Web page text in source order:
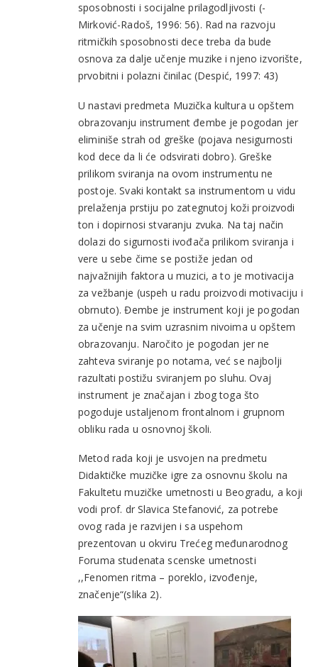
sposobnosti i socijalne prilagodljivosti (-
Mirković-Radoš, 1996: 56). Rad na razvoju
ritmičkih sposobnosti dece treba da bude
osnova za dalje učenje muzike i njeno izvorište,
prvobitni i polazni činilac (Despić, 1997: 43)
U nastavi predmeta Muzička kultura u opštem
obrazovanju instrument đembe je pogodan jer
eliminiše strah od greške (pojava nesigurnosti
kod dece da li će odsvirati dobro). Greške
prilikom sviranja na ovom instrumentu ne
postoje. Svaki kontakt sa instrumentom u vidu
prelaženja prstiju po zategnutoj koži proizvodi
ton i dopirnosi stvaranju zvuka. Na taj način
dolazi do sigurnosti ivođača prilikom sviranja i
vere u sebe čime se postiže jedan od
najvažnijih faktora u muzici, a to je motivacija
za vežbanje (uspeh u radu proizvodi motivaciju i
obrnuto). Đembe je instrument koji je pogodan
za učenje na svim uzrasnim nivoima u opštem
obrazovanju. Naročito je pogodan jer ne
zahteva sviranje po notama, već se najbolji
razultati postižu sviranjem po sluhu. Ovaj
instrument je značajan i zbog toga što
pogoduje ustaljenom frontalnom i grupnom
obliku rada u osnovnoj školi.
Metod rada koji je usvojen na predmetu
Didaktičke muzičke igre za osnovnu školu na
Fakultetu muzičke umetnosti u Beogradu, a koji
vodi prof. dr Slavica Stefanović, za potrebe
ovog rada je razvijen i sa uspehom
prezentovan u okviru Trećeg međunarodnog
Foruma studenata scenske umetnosti
,,Fenomen ritma – poreklo, izvođenje,
značenje“(slika 2).